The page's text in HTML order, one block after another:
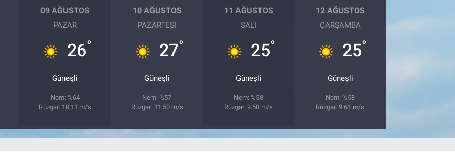
09 AĞUSTOS
PAZAR
26°
Güneşli
Nem: %64
Rüzgar: 10.11 m/s
10 AĞUSTOS
PAZARTESI
27°
Güneşli
Nem: %57
Rüzgar: 11.50 m/s
11 AĞUSTOS
SALI
25°
Güneşli
Nem: %58
Rüzgar: 9.50 m/s
12 AĞUSTOS
ÇARŞAMBA
25°
Güneşli
Nem: %58
Rüzgar: 9.61 m/s